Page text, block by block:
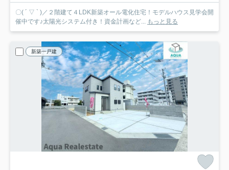
〇( ´ ▽ ` )／２階建て４LDK新築オール電化住宅！モデルハウス見学会開
催中です♪太陽光システム付き！資金計画など... もっと見る
新築一戸建